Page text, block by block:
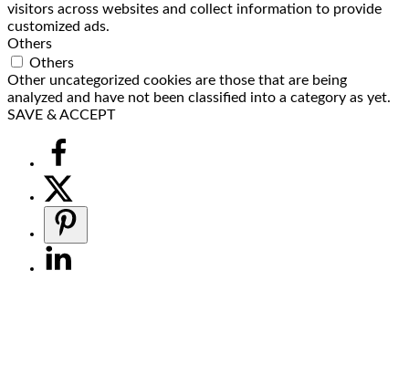
visitors across websites and collect information to provide
customized ads.
Others
Others
Other uncategorized cookies are those that are being
analyzed and have not been classified into a category as yet.
SAVE & ACCEPT